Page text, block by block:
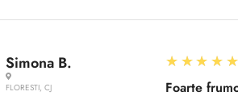
Simona B.
FLORESTI, CJ
5
★★★★★
Foarte